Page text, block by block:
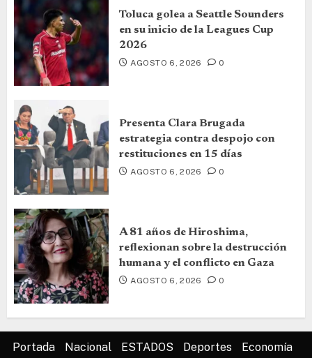
Toluca golea a Seattle Sounders
en su inicio de la Leagues Cup
2026
AGOSTO 6, 2026 0
Presenta Clara Brugada
estrategia contra despojo con
restituciones en 15 días
AGOSTO 6, 2026 0
A 81 años de Hiroshima,
reflexionan sobre la destrucción
humana y el conflicto en Gaza
AGOSTO 6, 2026 0
Portada Nacional ESTADOS Deportes Economía